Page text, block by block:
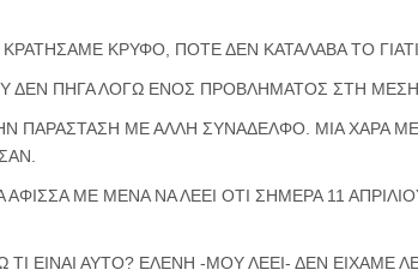
ΚΡΥΦΟ, ΠΟΤΕ ΔΕΝ ΚΑΤΑΛΑΒΑ ΤΟ ΓΙΑΤΙ.
ΔΕΝ ΠΗΓΑ ΛΟΓΩ ΕΝΟΣ ΠΡΟΒΛΗΜΑΤΟΣ ΣΤΗ
ΠΑΡΑΣΤΑΣΗ ΜΕ ΑΛΛΗ ΣΥΝΑΔΕΛΦΟ. ΜΙΑ ΧΑΡΑ
ΜΕ ΜΕΝΑ ΝΑ ΛΕΕΙ ΟΤΙ ΣΗΜΕΡΑ 11
ΕΙΝΑΙ ΑΥΤΟ? ΕΛΕΝΗ -ΜΟΥ ΛΕΕΙ- ΔΕΝ ΕΙΧΑΜΕ